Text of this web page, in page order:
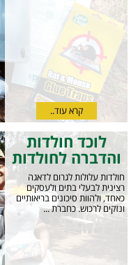
קרא עוד..
לוכד חולדות
והדברה לחולדות
חולדות עלולות לגרום לדאגה
רצינית לבעלי בתים ולעסקים
כאחד, ולהוות סיכונים בריאותיים
ונזקים לרכוש. כחברת ...